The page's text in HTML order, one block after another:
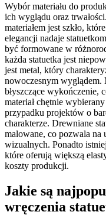
Wybór materiału do
ich wyglądu oraz
materiałem jest szkło,
elegancji nadaje
być formowane w
każda statuetka jest
jest metal, który
nowoczesnym wyglądem.
błyszczące wykończenie,
materiał chętnie
przypadku projektów o
charakterze. Drewniane
malowane, co pozwala na
wizualnych. Ponadto
które oferują większą
koszty produkcji.
Jakie są
wręczenia